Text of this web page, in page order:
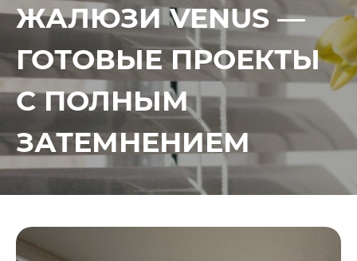
ЖАЛЮЗИ VENUS —
ГОТОВЫЕ ПРОЕКТЫ
С ПОЛНЫМ
ЗАТЕМНЕНИЕМ